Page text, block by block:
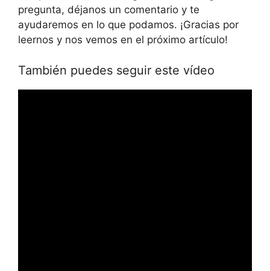
pregunta, déjanos un comentario y te
ayudaremos en lo que podamos. ¡Gracias por
leernos y nos vemos en el próximo artículo!
También puedes seguir este vídeo